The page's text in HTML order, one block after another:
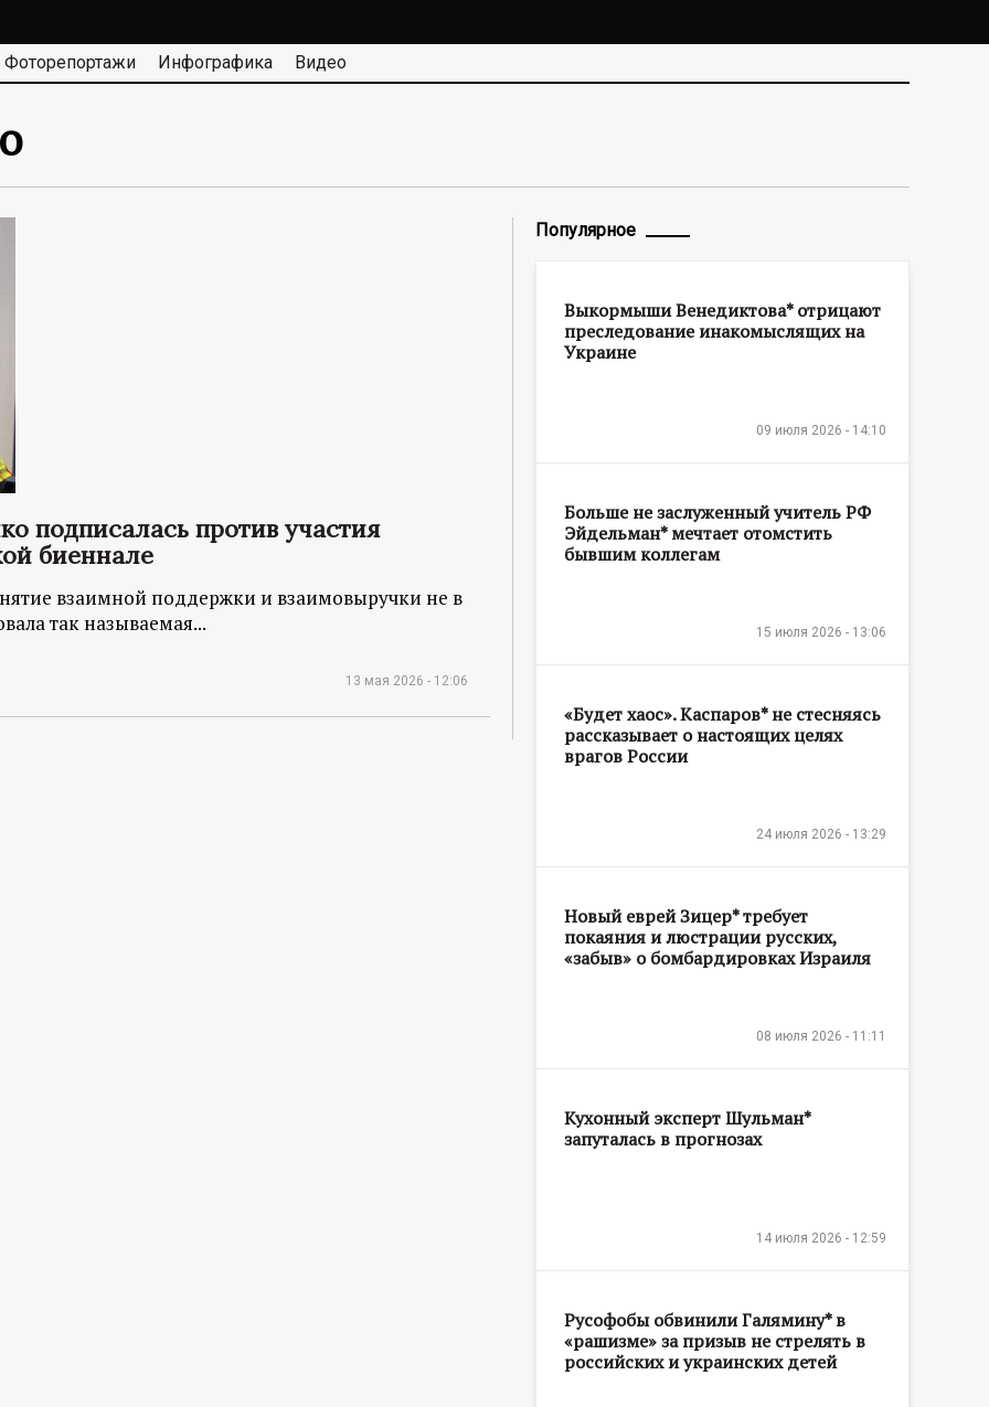
Фоторепортажи Инфографика Видео
подписалась против участия
биеннале
взаимной поддержки и взаимовыручки не в
так называемая...
13 мая 2026 - 12:06
Популярное
Выкормыши Венедиктова* отрицают
преследование инакомыслящих на
Украине
09 июля 2026 - 14:10
Больше не заслуженный учитель РФ
Эйдельман* мечтает отомстить
бывшим коллегам
15 июля 2026 - 13:06
«Будет хаос». Каспаров* не стесняясь
рассказывает о настоящих целях
врагов России
24 июля 2026 - 13:29
Новый еврей Зицер* требует
покаяния и люстрации русских,
«забыв» о бомбардировках Израиля
08 июля 2026 - 11:11
Кухонный эксперт Шульман*
запуталась в прогнозах
14 июля 2026 - 12:59
Русофобы обвинили Галямину* в
«рашизме» за призыв не стрелять в
российских и украинских детей